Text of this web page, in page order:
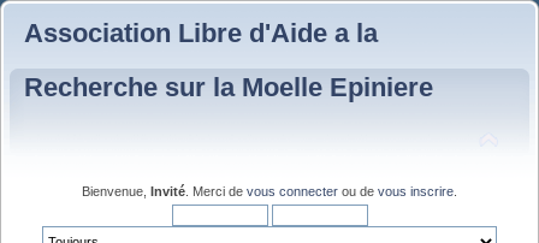
Association Libre d'Aide a la
Recherche sur la Moelle Epiniere
Bienvenue, Invité . Merci de vous connecter ou de vous inscrire